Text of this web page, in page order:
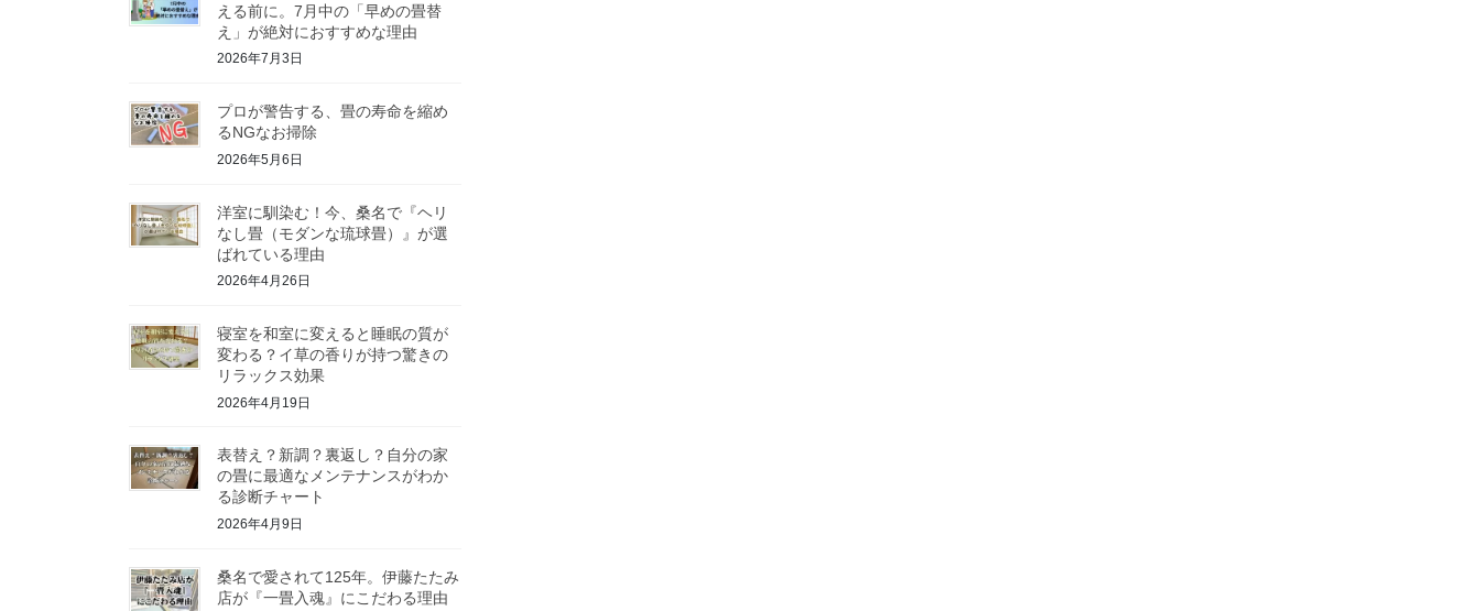
える前に。7月中の「早めの畳替
え」が絶対におすすめな理由
2026年7月3日
プロが警告する、畳の寿命を縮め
るNGなお掃除
2026年5月6日
洋室に馴染む！今、桑名で『ヘリ
なし畳（モダンな琉球畳）』が選
ばれている理由
2026年4月26日
寝室を和室に変えると睡眠の質が
変わる？イ草の香りが持つ驚きの
リラックス効果
2026年4月19日
表替え？新調？裏返し？自分の家
の畳に最適なメンテナンスがわか
る診断チャート
2026年4月9日
桑名で愛されて125年。伊藤たたみ
店が『一畳入魂』にこだわる理由